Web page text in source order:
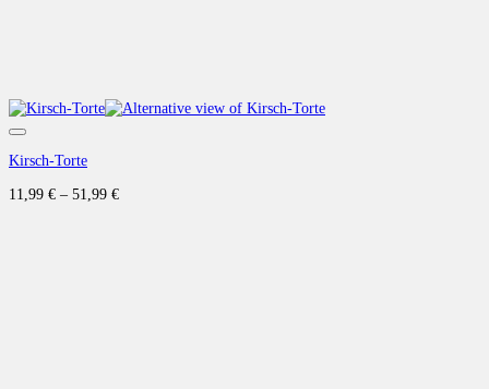
Kirsch-Torte
11,99 € – 51,99 €